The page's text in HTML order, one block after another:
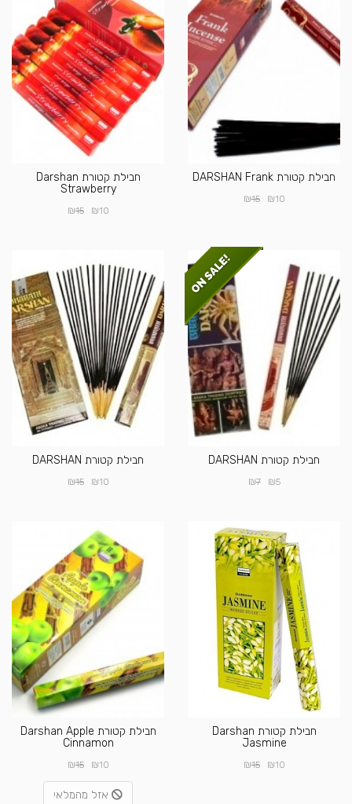
חבילת קטורת DARSHAN Frank
₪10
₪15
חבילת קטורת Darshan
Strawberry
₪10
₪15
חבילת קטורת DARSHAN
₪5
₪7
חבילת קטורת DARSHAN
₪10
₪15
חבילת קטורת Darshan
Jasmine
₪10
₪15
חבילת קטורת Darshan Apple
Cinnamon
₪10
₪15
אזל מהמלאי